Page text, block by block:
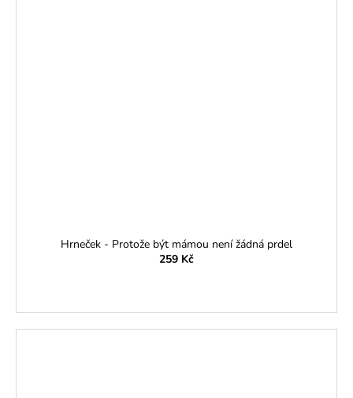
Hrneček - Protože být mámou není žádná prdel
259 Kč